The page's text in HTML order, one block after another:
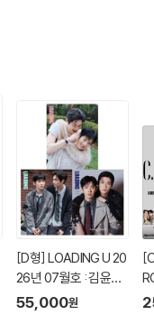
[D형] LOADING U 20
26년 07월호 : 김윤식
&박시우 커버 (A형 잡
55,000원